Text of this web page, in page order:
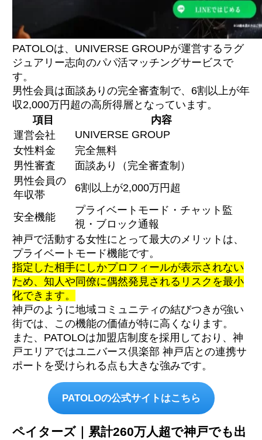
PATOLOは、UNIVERSE GROUPが運営するラグ
ジュアリー志向のパパ活マッチングサービスで
す。
男性会員は面談ありの完全審査制で、6割以上が年
収2,000万円超の高所得層となっています。
項目
内容
運営会社
UNIVERSE GROUP
女性料金
完全無料
男性審査
面談あり（完全審査制）
男性会員の
年収帯
6割以上が2,000万円超
安全機能
プライベートモード・チャット監
視・ブロック通報
神戸で活動する女性にとって最大のメリットは、
プライベートモード機能です。
指定した相手にしかプロフィールが表示されない
ため、知人や同僚に偶然発見されるリスクを最小
化できます。
神戸のように地域コミュニティの結びつきが強い
街では、この機能の価値が特に高くなります。
また、PATOLOは加盟店制度を採用しており、神
戸エリアではユニバース倶楽部 神戸店との連携サ
ポートを受けられる点も大きな強みです。
PATOLOの公式サイトはこちら
ペイターズ｜累計260万人超で神戸でも出